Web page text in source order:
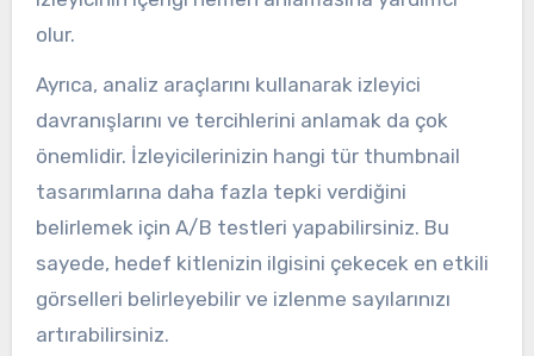
olur.
Ayrıca, analiz araçlarını kullanarak izleyici
davranışlarını ve tercihlerini anlamak da çok
önemlidir. İzleyicilerinizin hangi tür thumbnail
tasarımlarına daha fazla tepki verdiğini
belirlemek için A/B testleri yapabilirsiniz. Bu
sayede, hedef kitlenizin ilgisini çekecek en etkili
görselleri belirleyebilir ve izlenme sayılarınızı
artırabilirsiniz.